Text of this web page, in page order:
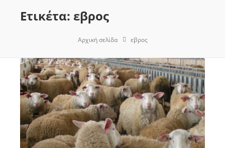
Ετικέτα: εβρος
Αρχική σελίδα εβρος